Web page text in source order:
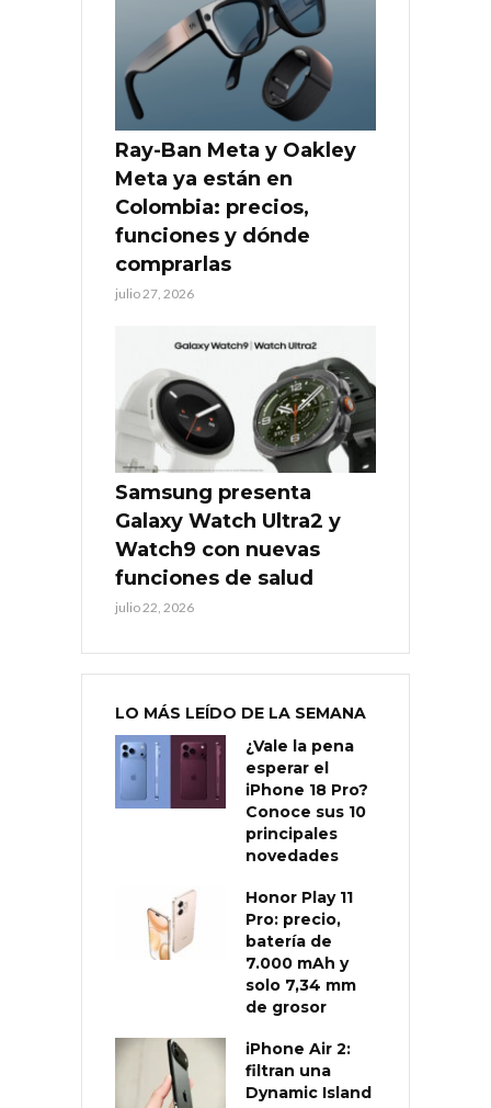
Ray-Ban Meta y Oakley
Meta ya están en
Colombia: precios,
funciones y dónde
comprarlas
julio 27, 2026
Samsung presenta
Galaxy Watch Ultra2 y
Watch9 con nuevas
funciones de salud
julio 22, 2026
LO MÁS LEÍDO DE LA SEMANA
¿Vale la pena
esperar el
iPhone 18 Pro?
Conoce sus 10
principales
novedades
Honor Play 11
Pro: precio,
batería de
7.000 mAh y
solo 7,34 mm
de grosor
iPhone Air 2:
filtran una
Dynamic Island